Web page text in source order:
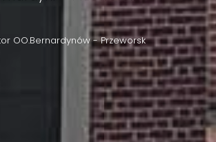
OO.Bernardynów - Przeworsk